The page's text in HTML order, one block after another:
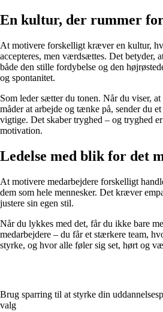
En kultur, der rummer
At motivere forskelligt kræver en kultur,
accepteres, men værdsættes. Det betyder,
både den stille fordybelse og den
og spontanitet.
Som leder sætter du tonen. Når du viser,
måder at arbejde og tænke på, sender du
vigtige. Det skaber tryghed – og tryghed
motivation.
Ledelse med blik for det
At motivere medarbejdere forskelligt
dem som hele mennesker. Det kræver
justere sin egen stil.
Når du lykkes med det, får du ikke bare
medarbejdere – du får et stærkere team,
styrke, og hvor alle føler sig set, hørt og
Brug sparring til at styrke din
valg